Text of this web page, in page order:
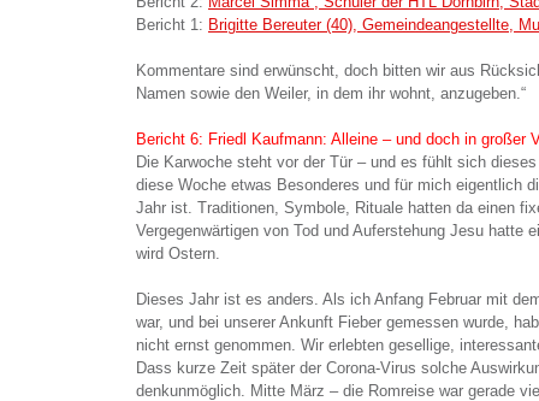
Bericht 1: Brigitte Bereuter (40), Gemeindeangestellte,
Kommentare sind erwünscht, doch bitten wir aus
Namen sowie den Weiler, in dem ihr wohnt, anzugeben.“
Bericht 6: Friedl Kaufmann: Alleine – und doch in großer
Die Karwoche steht vor der Tür – und es fühlt sich
diese Woche etwas Besonderes und für mich eigentlich
Jahr ist. Traditionen, Symbole, Rituale hatten da einen
Vergegenwärtigen von Tod und Auferstehung Jesu hatte
wird Ostern.
Dieses Jahr ist es anders. Als ich Anfang Februar mit
war, und bei unserer Ankunft Fieber gemessen wurde,
nicht ernst genommen. Wir erlebten gesellige,
Dass kurze Zeit später der Corona-Virus solche
denkunmöglich. Mitte März – die Romreise war gerade